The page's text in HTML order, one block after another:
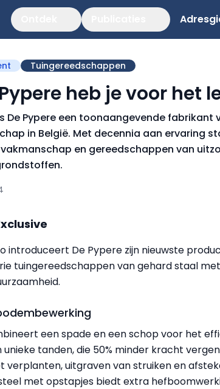
Tuingereedschappen
heb je voor het
De Pypere een toonaangevende
in België. Met decennia aan ervaring
en gereedschappen van
introduceert De Pypere zijn nieuwste
tuingereedschappen van gehard staal
een spade en een schop voor het
unieke tanden, die 50% minder kracht
verplanten, uitgraven van struiken en
met opstapjes biedt extra